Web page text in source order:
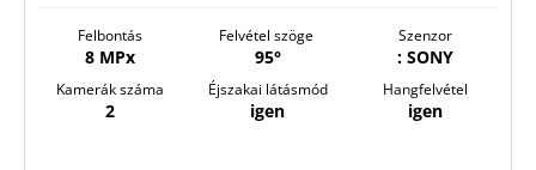
Felbontás
8 MPx
Felvétel szöge
95°
Szenzor
: SONY
Kamerák száma
2
Éjszakai látásmód
igen
Hangfelvétel
igen